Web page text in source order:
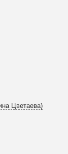
Цветаева)